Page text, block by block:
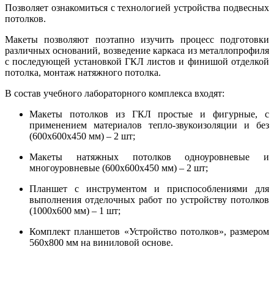
Позволяет ознакомиться с технологией устройства подвесных
потолков.
Макеты позволяют поэтапно изучить процесс подготовки
различных оснований, возведение каркаса из металлопрофиля
с последующей установкой ГКЛ листов и финишой отделкой
потолка, монтаж натяжного потолка.
В состав учебного лабораторного комплекса входят:
Макеты потолков из ГКЛ простые и фигурные, с
применением материалов тепло-звукоизоляции и без
(600х600х450 мм) – 2 шт;
Макеты натяжных потолков одноуровневые и
многоуровневые (600х600х450 мм) – 2 шт;
Планшет с инструментом и приспособлениями для
выполнения отделочных работ по устройству потолков
(1000х600 мм) – 1 шт;
Комплект планшетов «Устройство потолков», размером
560х800 мм на виниловой основе.